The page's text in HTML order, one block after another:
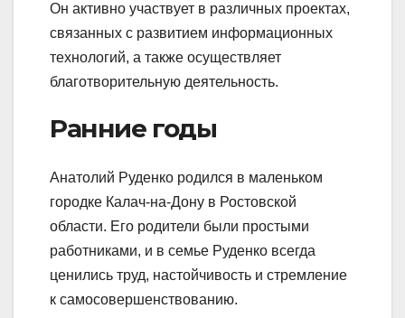
Он активно участвует в различных проектах,
связанных с развитием информационных
технологий, а также осуществляет
благотворительную деятельность.
Ранние годы
Анатолий Руденко родился в маленьком
городке Калач-на-Дону в Ростовской
области. Его родители были простыми
работниками, и в семье Руденко всегда
ценились труд, настойчивость и стремление
к самосовершенствованию.